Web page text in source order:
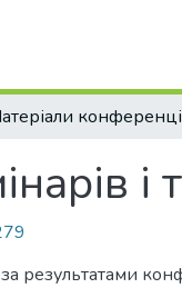
і
результатами